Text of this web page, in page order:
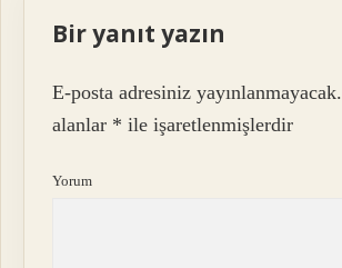
Bir yanıt yazın
E-posta adresiniz yayınlanmayacak.
alanlar * ile işaretlenmişlerdir
Yorum